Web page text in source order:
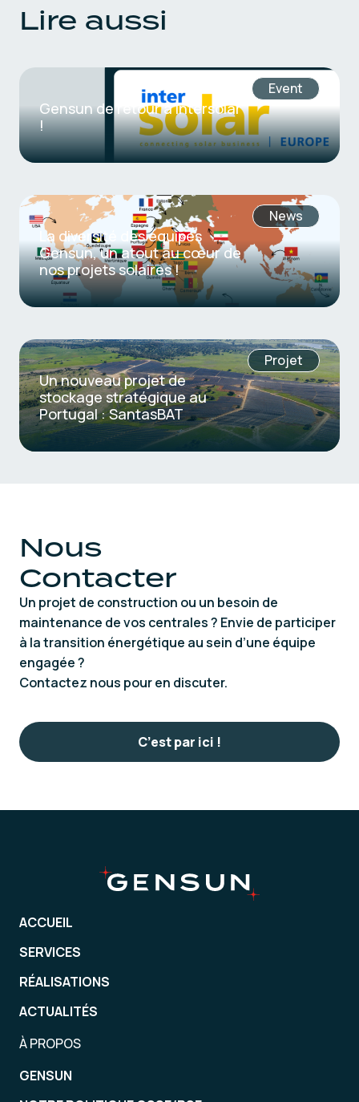
Lire aussi
Event
Gensun de retour à Intersolar
!
News
La diversité des équipes
Gensun, un atout au cœur de
nos projets solaires !
Projet
Un nouveau projet de
stockage stratégique au
Portugal : SantasBAT
Nous
Contacter
Un projet de construction ou un besoin de
maintenance de vos centrales ? Envie de participer
à la transition énergétique au sein d’une équipe
engagée ?
Contactez nous pour en discuter.
C’est par ici !
ACCUEIL
SERVICES
RÉALISATIONS
ACTUALITÉS
À PROPOS
GENSUN